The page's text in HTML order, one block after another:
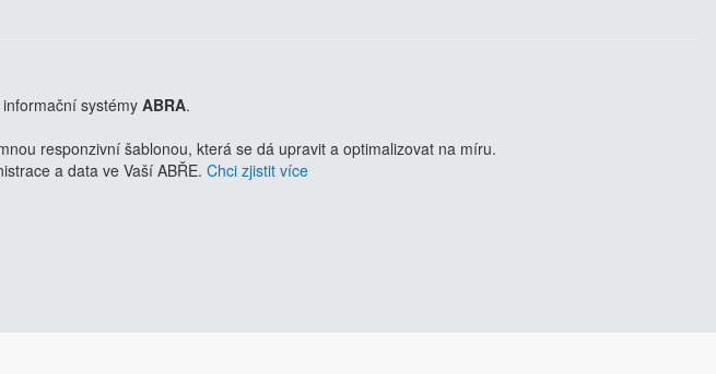
systémy ABRA.
responzivní šablonou, která se dá upravit a optimalizovat na míru.
a data ve Vaší ABŘE. Chci zjistit více